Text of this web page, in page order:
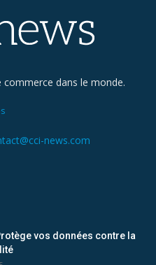
commerce dans le monde.
news.com
vos données contre la